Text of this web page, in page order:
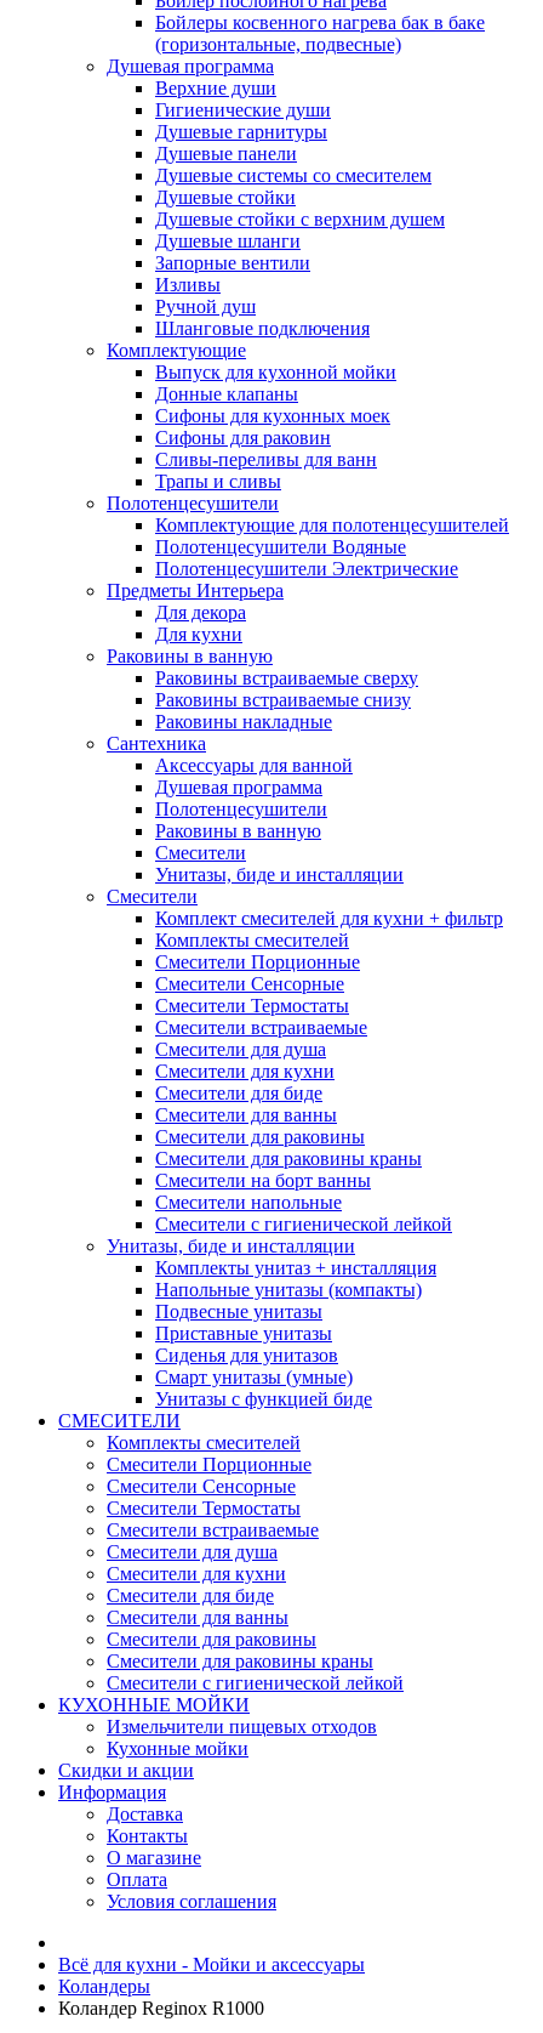
Бойлеры косвенного нагрева бак в баке
(горизонтальные, подвесные)
Душевая программа
Верхние души
Гигиенические души
Душевые гарнитуры
Душевые панели
Душевые системы со смесителем
Душевые стойки
Душевые стойки с верхним душем
Душевые шланги
Запорные вентили
Изливы
Ручной душ
Шланговые подключения
Комплектующие
Выпуск для кухонной мойки
Донные клапаны
Сифоны для кухонных моек
Сифоны для раковин
Сливы-переливы для ванн
Трапы и сливы
Полотенцесушители
Комплектующие для полотенцесушителей
Полотенцесушители Водяные
Полотенцесушители Электрические
Предметы Интерьера
Для декора
Для кухни
Раковины в ванную
Раковины встраиваемые сверху
Раковины встраиваемые снизу
Раковины накладные
Сантехника
Аксессуары для ванной
Душевая программа
Полотенцесушители
Раковины в ванную
Смесители
Унитазы, биде и инсталляции
Смесители
Комплект смесителей для кухни + фильтр
Комплекты смесителей
Смесители Порционные
Смесители Сенсорные
Смесители Термостаты
Смесители встраиваемые
Смесители для душа
Смесители для кухни
Смесители для биде
Смесители для ванны
Смесители для раковины
Смесители для раковины краны
Смесители на борт ванны
Смесители напольные
Смесители с гигиенической лейкой
Унитазы, биде и инсталляции
Комплекты унитаз + инсталляция
Напольные унитазы (компакты)
Подвесные унитазы
Приставные унитазы
Сиденья для унитазов
Смарт унитазы (умные)
Унитазы с функцией биде
СМЕСИТЕЛИ
Комплекты смесителей
Смесители Порционные
Смесители Сенсорные
Смесители Термостаты
Смесители встраиваемые
Смесители для душа
Смесители для кухни
Смесители для биде
Смесители для ванны
Смесители для раковины
Смесители для раковины краны
Смесители с гигиенической лейкой
КУХОННЫЕ МОЙКИ
Измельчители пищевых отходов
Кухонные мойки
Скидки и акции
Информация
Доставка
Контакты
О магазине
Оплата
Условия соглашения
Всё для кухни - Мойки и аксессуары
Коландеры
Коландер Reginox R1000